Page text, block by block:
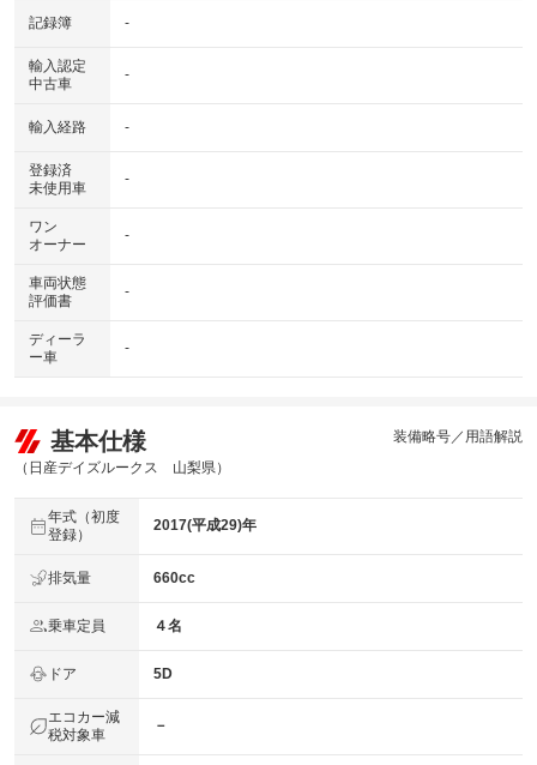
記録簿 -
輸入認定
中古車
-
輸入経路 -
登録済
未使用車
-
ワン
オーナー
-
車両状態
評価書
-
ディーラ
ー車
-
基本仕様
（日産デイズルークス 山梨県）
装備略号／用語解説
年式（初度
登録）
2017(平成29)年
排気量 660cc
乗車定員 ４名
ドア 5D
エコカー減
税対象車
－